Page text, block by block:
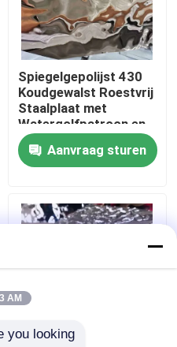
Spiegelgepolijst 430
Koudgewalst Roestvrij
Staalplaat met
Watergolfpatroon en
PVD-kleur
Aanvraag sturen
AM
you looking